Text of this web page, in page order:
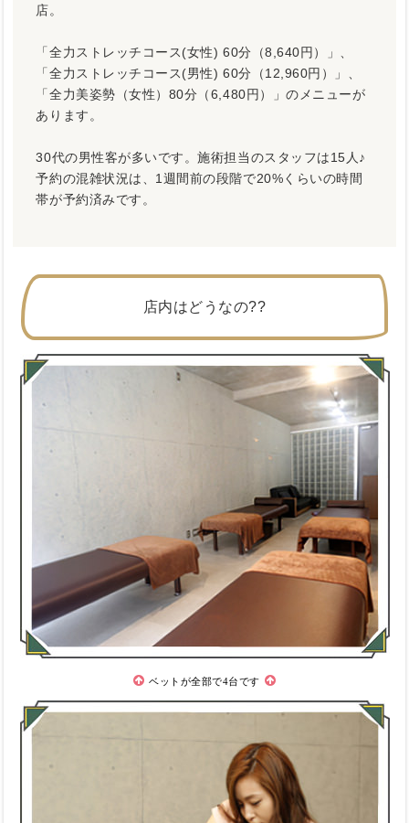
店。
「全力ストレッチコース(女性) 60分（8,640円）」、
「全力ストレッチコース(男性) 60分（12,960円）」、
「全力美姿勢（女性）80分（6,480円）」のメニューが
あります。
30代の男性客が多いです。施術担当のスタッフは15人♪
予約の混雑状況は、1週間前の段階で20%くらいの時間
帯が予約済みです。
店内はどうなの??
ベットが全部で4台です